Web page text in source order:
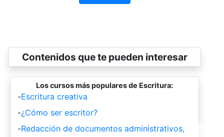
Contenidos que te pueden interesar
Los cursos más populares de Escritura:
-Escritura creativa
-¿Cómo ser escritor?
-Redacción de documentos administrativos,